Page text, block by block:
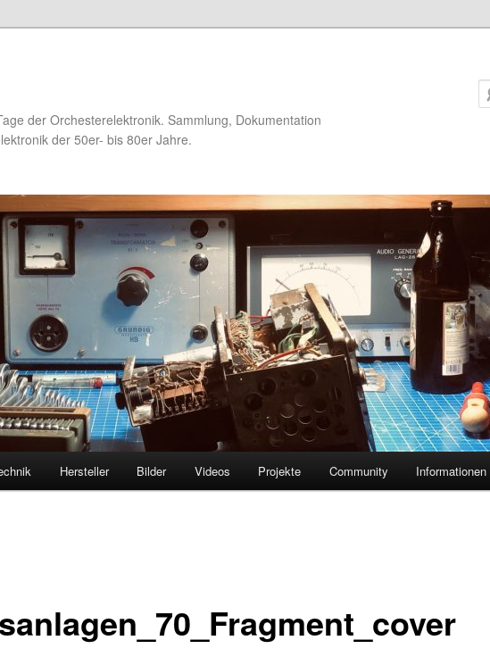
der Orchesterelektronik. Sammlung, Dokumentation
der 50er- bis 80er Jahre.
Hersteller Bilder Videos Projekte Community Informationen